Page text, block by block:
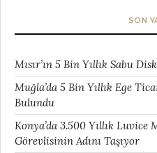
SON
Mısır’ın 5 Bin Yıllık Sabu
Muğla’da 5 Bin Yıllık Ege
Bulundu
Konya’da 3.500 Yıllık
Görevlisinin Adını Taşıyor